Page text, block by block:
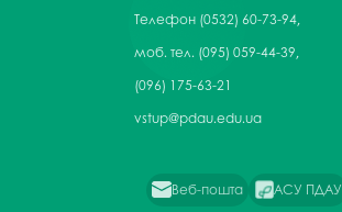
Телефон (0532) 60-73-94,
моб. тел. (095) 059-44-39,
(096) 175-63-21
vstup@pdau.edu.ua
Веб-пошта АСУ ПДАУ